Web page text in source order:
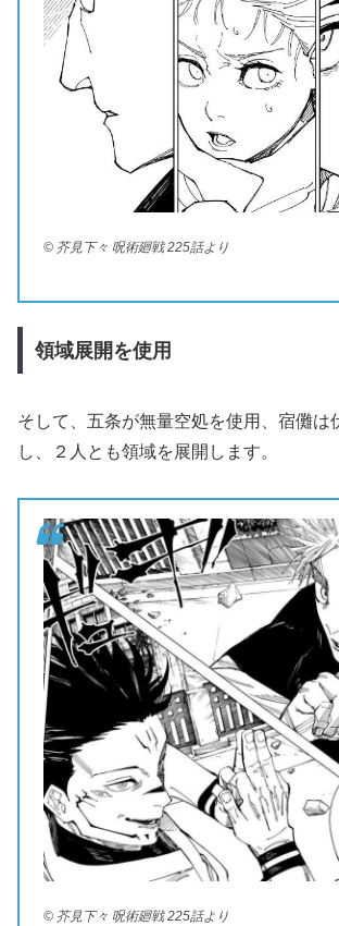
© 芥見下々 呪術廻戦 225話より
領域展開を使用
そして、五条が無量空処を使用、宿儺は
し、２人とも領域を展開します。
© 芥見下々 呪術廻戦 225話より